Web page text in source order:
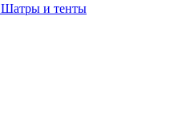
Шатры и тенты